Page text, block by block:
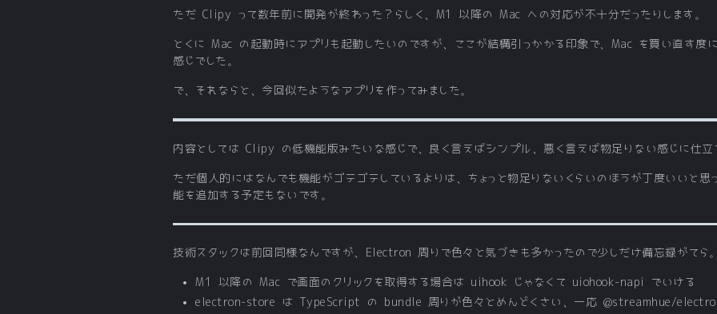
ただ Clipy って数年前に開発が終わった？らしく、M1 以降の Mac への対応が不十分だったりします。
とくに Mac の起動時にアプリも起動したいのですが、ここが結構引っかかる印象で、Mac を買い直す度
感じでした。
で、それならと、今回似たようなアプリを作ってみました。
内容としては Clipy の低機能版みたいな感じで、良く言えばシンプル、悪く言えば物足りない感じに仕立
ただ個人的にはなんでも機能がゴテゴテしているよりは、ちょっと物足りないくらいのほうが丁度いいと思
能を追加する予定もないです。
技術スタックは前回同様なんですが、Electron 周りで色々と気づきも多かったので少しだけ備忘録がてら。
M1 以降の Mac で画面のクリックを取得する場合は uihook じゃなくて uiohook-napi でいける
electron-store は TypeScript の bundle 周りが色々とめんどくさい、一応 @streamhue/